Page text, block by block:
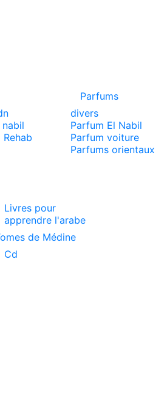
nabil
Rehab
Parfums
divers
Parfum El Nabil
Parfum voiture
Parfums orientaux
Livres pour
apprendre l'arabe
de Médine
Cd